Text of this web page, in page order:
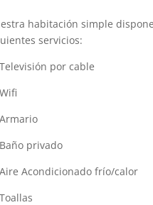
habitación simple
servicios:
Televisión por cable
Baño privado
Aire Acondicionado frío/calor
Toallas